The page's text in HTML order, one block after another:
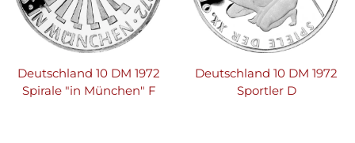
Deutschland 10 DM 1972
Spirale "in München" F
Deutschland 10 DM 1972
Sportler D